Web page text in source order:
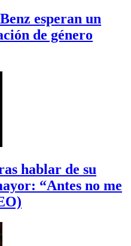
esperan un
de género
hablar de su
“Antes no me